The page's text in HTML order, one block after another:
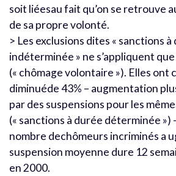
soit liéesau fait qu’on se retrouve
de sa propre volonté.
> Les exclusions dites « sanctions à
indéterminée » ne s’appliquent
(« chômage volontaire »). Elles ont
diminuéde 43% – augmentation
par des suspensions pour les
(« sanctions à durée déterminée »)
nombre dechômeurs incriminés a
suspension moyenne dure 12
en 2000.